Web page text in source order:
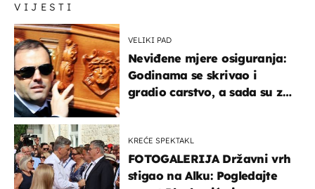
VIJESTI
VELIKI PAD
Neviđene mjere osiguranja:
Godinama se skrivao i
gradio carstvo, a sada su za
KREĆE SPEKTAKL
FOTOGALERIJA Državni vrh
stigao na Alku: Pogledajte